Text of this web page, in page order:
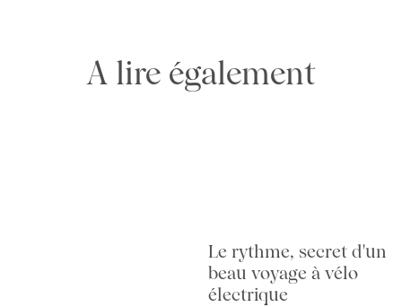
A lire également
Le rythme, secret d'un
beau voyage à vélo
électrique